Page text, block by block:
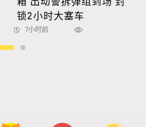
锁2小时大塞车
7小时前